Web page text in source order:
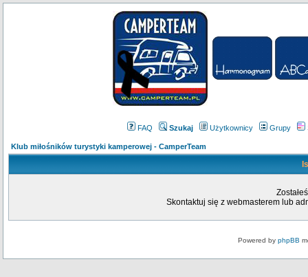
FAQ Szukaj Użytkownicy Grupy
Klub miłośników turystyki kamperowej - CamperTeam
Skontaktuj się z webmasterem lub
Powered by phpBB